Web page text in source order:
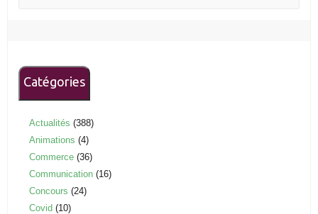
Catégories
Actualités (388)
Animations (4)
Commerce (36)
Communication (16)
Concours (24)
Covid (10)